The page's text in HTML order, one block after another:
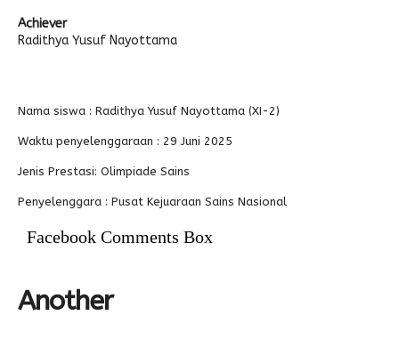
Progresif #37
Antologi Puisi 3
Antologi Puisi 4
Antologi Cerpen B.Inggris
Fasilitas
Padnews
Link Referensi
Achiever
Radithya Yusuf Nayottama
Nama siswa : Radithya Yusuf Nayottama (XI-2)
Waktu penyelenggaraan : 29 Juni 2025
Jenis Prestasi: Olimpiade Sains
Penyelenggara : Pusat Kejuaraan Sains Nasional
Facebook Comments Box
Another